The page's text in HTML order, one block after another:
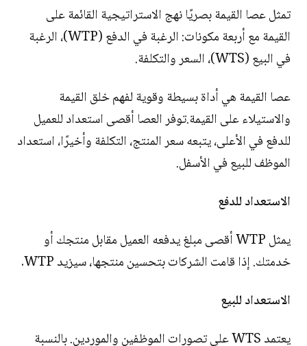
تمثل عصا القيمة بصريًا نهج الاستراتيجية القائمة على
القيمة مع أربعة مكونات: الرغبة في الدفع (WTP)، الرغبة
في البيع (WTS)، السعر والتكلفة.
عصا القيمة هي أداة بسيطة وقوية لفهم خلق القيمة
والاستيلاء على القيمة.توفر العصا أقصى استعداد للعميل
للدفع في الأعلى، يتبعه سعر المنتج، التكلفة وأخيرًا، استعداد
الموظف للبيع في الأسفل.
الاستعداد للدفع
يمثل WTP أقصى مبلغ يدفعه العميل مقابل منتجك أو
خدمتك. إذا قامت الشركات بتحسين منتجها، سيزيد WTP.
الاستعداد للبيع
يعتمد WTS على تصورات الموظفين والموردين. بالنسبة